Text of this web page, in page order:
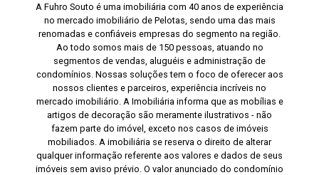
A Fuhro Souto é uma imobiliária com 40 anos de experiência
no mercado imobiliário de Pelotas, sendo uma das mais
renomadas e confiáveis empresas do segmento na região.
Ao todo somos mais de 150 pessoas, atuando no
segmentos de vendas, aluguéis e administração de
condomínios. Nossas soluções tem o foco de oferecer aos
nossos clientes e parceiros, experiência incríveis no
mercado imobiliário. A Imobiliária informa que as mobílias e
artigos de decoração são meramente ilustrativos - não
fazem parte do imóvel, exceto nos casos de imóveis
mobiliados. A imobiliária se reserva o direito de alterar
qualquer informação referente aos valores e dados de seus
imóveis sem aviso prévio. O valor anunciado do condomínio